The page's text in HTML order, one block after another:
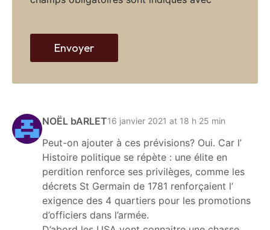
NOËL bARLET16 janvier 2021 at 18 h 25 min
Peut-on ajouter à ces prévisions? Oui. Car l’
Histoire politique se répète : une élite en
perdition renforce ses privilèges, comme les
décrets St Germain de 1781 renforçaient l’
exigence des 4 quartiers pour les promotions
d’officiers dans l’armée.
w
b
Envoyer